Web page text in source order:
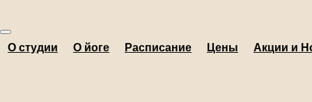
О студии О йоге Расписание Цены Акции и